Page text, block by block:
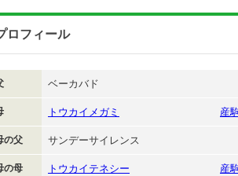
ロフィール
ベーカバド
トウカイメガミ 産
の父 サンデーサイレンス
の母 トウカイテネシー 産